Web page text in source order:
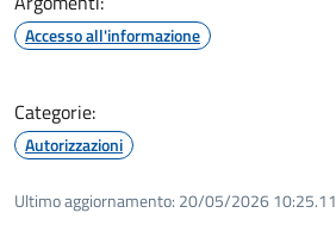
Accesso all'informazione
Categorie:
Autorizzazioni
Ultimo aggiornamento: 20/05/2026 10:25.11